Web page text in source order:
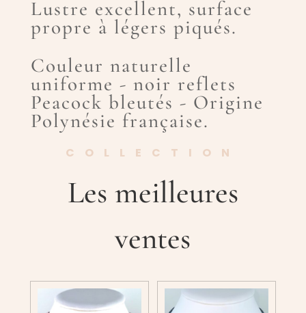
Lustre excellent, surface
propre à légers piqués.
Couleur naturelle
uniforme - noir reflets
Peacock bleutés - Origine
Polynésie française.
COLLECTION
Les meilleures
ventes